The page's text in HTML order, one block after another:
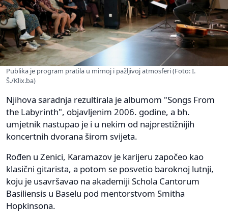
Publika je program pratila u mirnoj i pažljivoj atmosferi (Foto: I.
Š./Klix.ba)
Njihova saradnja rezultirala je albumom "Songs From
the Labyrinth", objavljenim 2006. godine, a bh.
umjetnik nastupao je i u nekim od najprestižnijih
koncertnih dvorana širom svijeta.
Rođen u Zenici, Karamazov je karijeru započeo kao
klasični gitarista, a potom se posvetio baroknoj lutnji,
koju je usavršavao na akademiji Schola Cantorum
Basiliensis u Baselu pod mentorstvom Smitha
Hopkinsona.